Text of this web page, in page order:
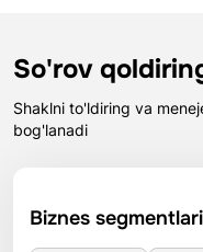
So'rov
Shaklni to'ldiring va
bog'lanadi
Biznes segmentlari